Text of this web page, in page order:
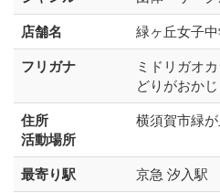
店舗名 緑ヶ丘女子
フリガナ
ミドリガオ
どりがおか
住所
活動場所
横須賀市緑
最寄り駅 京急 汐入駅